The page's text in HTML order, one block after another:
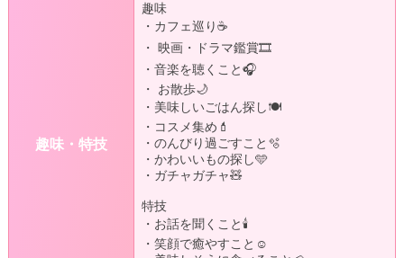
趣味・特技
趣味
・カフェ巡り☕️
・ 映画・ドラマ鑑賞🎞️
・音楽を聴くこと🎧
・ お散歩🌙
・美味しいごはん探し🍽️
・コスメ集め💄
・のんびり過ごすこと🫧
・かわいいもの探し🩵
・ガチャガチャ🧸
特技
・お話を聞くこと🕯️
・笑顔で癒やすこと☺️